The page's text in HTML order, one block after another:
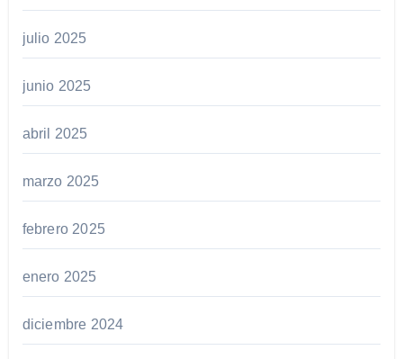
julio 2025
junio 2025
abril 2025
marzo 2025
febrero 2025
enero 2025
diciembre 2024